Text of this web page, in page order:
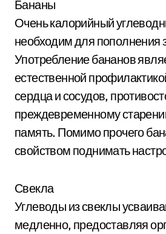
Бананы
Очень калорийный
необходим для пополнения
Употребление бананов
естественной
сердца и сосудов,
преждевременному
память. Помимо прочего
свойством поднимать
Свекла
Углеводы из свеклы
медленно, предоставляя